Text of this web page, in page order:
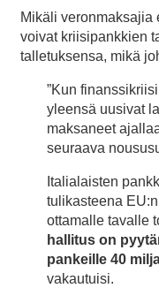
Mikäli veronmaksajia
voivat kriisipankkien
talletuksensa, mikä
”Kun
yleensä uusivat
maksaneet
seuraava
Italialaisten
tulikasteena
ottamalle tavalle
hallitus on
pankeille 40
vakautuisi.